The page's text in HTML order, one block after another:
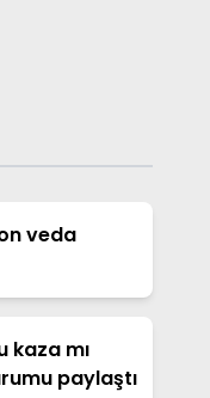
veda
kaza mı
paylaştı